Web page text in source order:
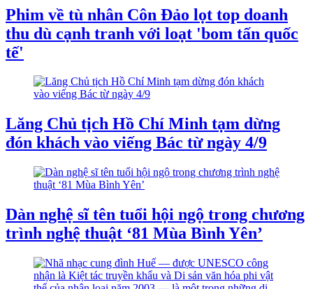
Phim về tù nhân Côn Đảo lọt top doanh
thu dù cạnh tranh với loạt 'bom tấn quốc
tế'
Lăng Chủ tịch Hồ Chí Minh tạm dừng
đón khách vào viếng Bác từ ngày 4/9
Dàn nghệ sĩ tên tuổi hội ngộ trong chương
trình nghệ thuật ‘81 Mùa Bình Yên’